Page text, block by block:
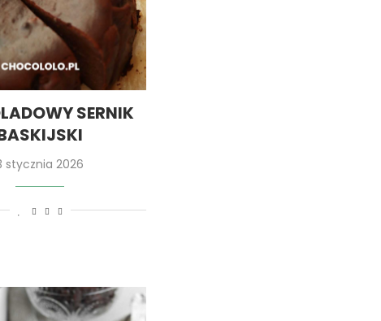
SERNIK
stycznia 2026